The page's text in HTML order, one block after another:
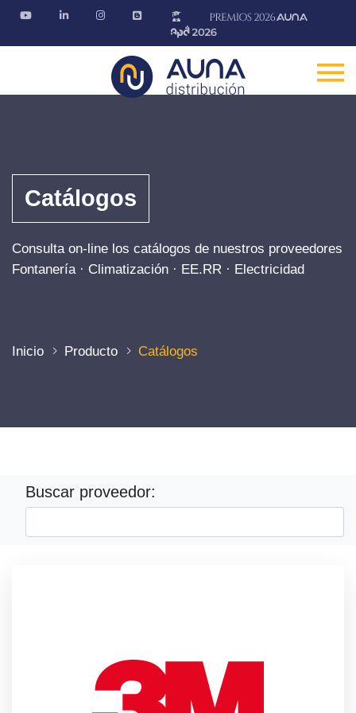
Catálogos
Consulta on-line los catálogos de nuestros proveedores
Fontanería · Climatización · EE.RR · Electricidad
Inicio Producto Catálogos
Buscar proveedor: